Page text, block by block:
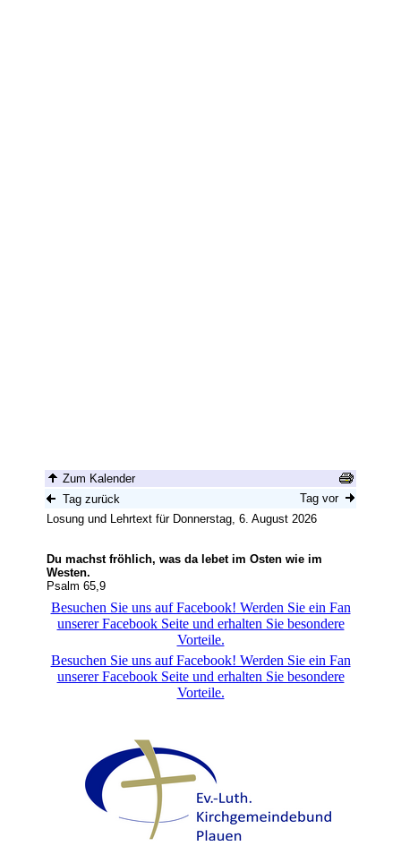
Besuchen Sie uns auf Facebook! Werden Sie ein Fan
unserer Facebook Seite und erhalten Sie besondere
Vorteile.
Besuchen Sie uns auf Facebook! Werden Sie ein Fan
unserer Facebook Seite und erhalten Sie besondere
Vorteile.